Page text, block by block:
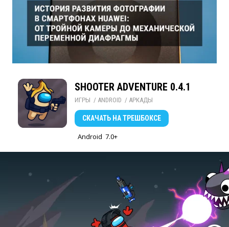
SHOOTER ADVENTURE 0.4.1
ИГРЫ / ANDROID / АРКАДЫ
СКАЧАТЬ НА ТРЕШБОКСЕ
Android 7.0+